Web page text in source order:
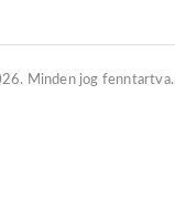
Minden jog fenntartva.